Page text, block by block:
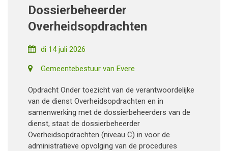
Dossierbeheerder
Overheidsopdrachten
di 14 juli 2026
Gemeentebestuur van Evere
Opdracht Onder toezicht van de verantwoordelijke
van de dienst Overheidsopdrachten en in
samenwerking met de dossierbeheerders van de
dienst, staat de dossierbeheerder
Overheidsopdrachten (niveau C) in voor de
administratieve opvolging van de procedures